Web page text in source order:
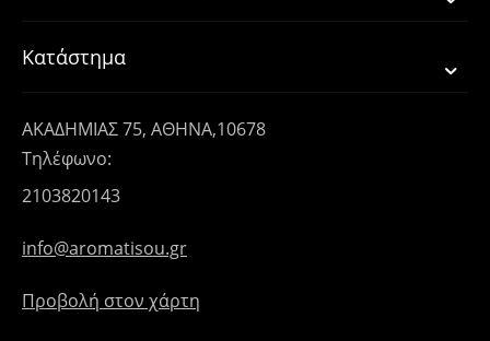
Κατάστημα
ΑΚΑΔΗΜΙΑΣ 75, ΑΘΗΝΑ,10678
Τηλέφωνο:
2103820143
info@aromatisou.gr
Προβολή στον χάρτη